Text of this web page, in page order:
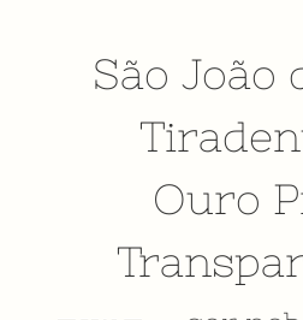
São João
Ouro